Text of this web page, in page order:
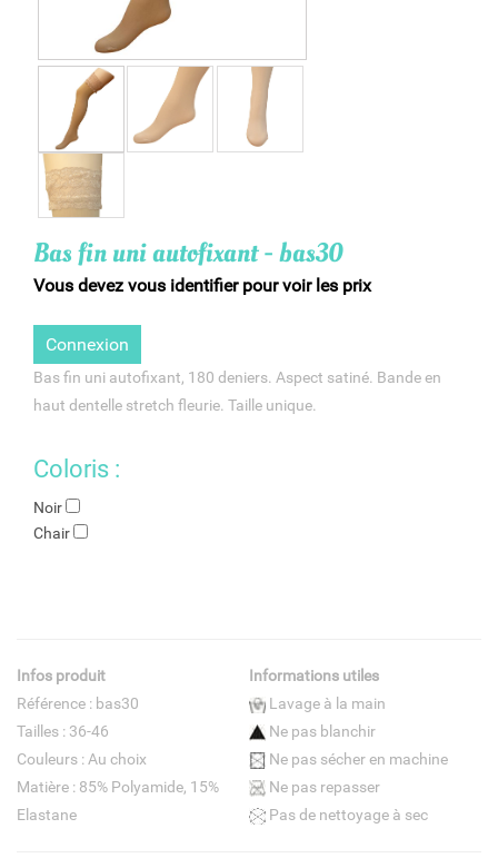
Bas fin uni autofixant - bas30
Vous devez vous identifier pour voir les prix
Connexion
Bas fin uni autofixant, 180 deniers. Aspect satiné. Bande en
haut dentelle stretch fleurie. Taille unique.
Coloris :
Noir
Chair
Infos produit
Référence : bas30
Tailles : 36-46
Couleurs : Au choix
Matière : 85% Polyamide, 15%
Elastane
Informations utiles
Lavage à la main
Ne pas blanchir
Ne pas sécher en machine
Ne pas repasser
Pas de nettoyage à sec